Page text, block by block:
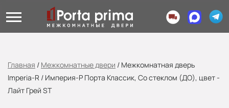
Главная / Межкомнатные двери / Межкомнатная дверь
Imperia-R / Империя-Р Порта Классик, Со стеклом (ДО), цвет -
Лайт Грей ST